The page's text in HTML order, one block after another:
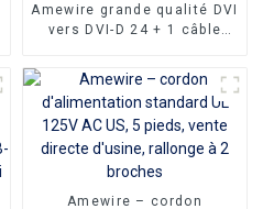
Amewire grande qualité DVI
vers DVI-D 24 + 1 câble
moniteur vidéo numérique
câble DVI pour moniteur de
jeu HDTV PC
Amewire – cordon